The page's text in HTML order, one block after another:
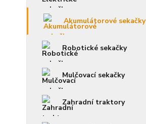
Akumulátorové sekačky
Robotické sekačky
Mulčovací sekačky
Zahradní traktory